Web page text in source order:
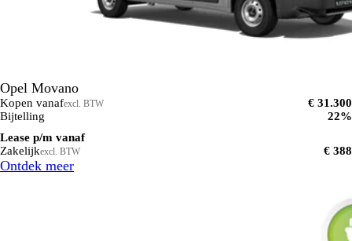
Opel Movano
Kopen vanafexcl. BTW
€ 31.300
Bijtelling
22%
Lease p/m vanaf
Zakelijkexcl. BTW € 388
Ontdek meer